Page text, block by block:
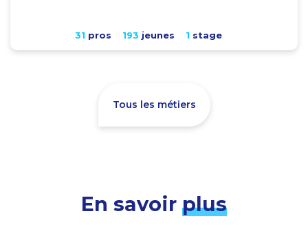
31 pros 193 jeunes 1 stage
Tous les métiers
En savoir plus